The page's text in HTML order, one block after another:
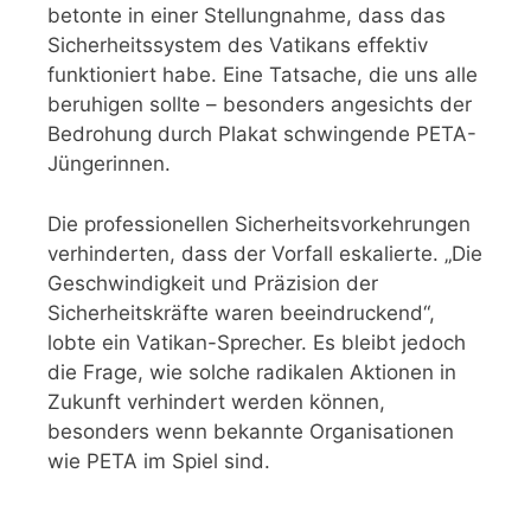
betonte in einer Stellungnahme, dass das
Sicherheitssystem des Vatikans effektiv
funktioniert habe. Eine Tatsache, die uns alle
beruhigen sollte – besonders angesichts der
Bedrohung durch Plakat schwingende PETA-
Jüngerinnen.
Die professionellen Sicherheitsvorkehrungen
verhinderten, dass der Vorfall eskalierte. „Die
Geschwindigkeit und Präzision der
Sicherheitskräfte waren beeindruckend“,
lobte ein Vatikan-Sprecher. Es bleibt jedoch
die Frage, wie solche radikalen Aktionen in
Zukunft verhindert werden können,
besonders wenn bekannte Organisationen
wie PETA im Spiel sind.